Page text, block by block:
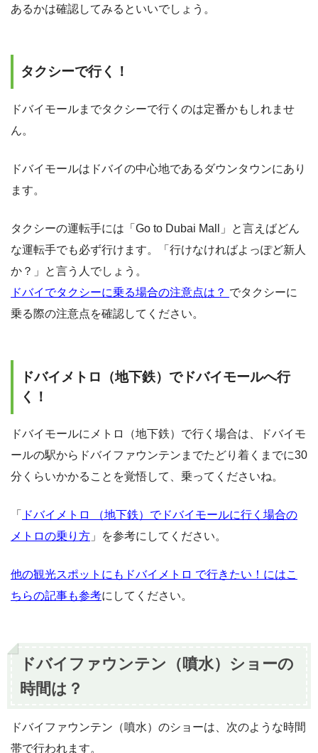
あるかは確認してみるといいでしょう。
タクシーで行く！
ドバイモールまでタクシーで行くのは定番かもしれませ
ん。
ドバイモールはドバイの中心地であるダウンタウンにあり
ます。
タクシーの運転手には「Go to Dubai Mall」と言えばどん
な運転手でも必ず行けます。「行けなければよっぽど新人
か？」と言う人でしょう。
ドバイでタクシーに乗る場合の注意点は？ でタクシーに
乗る際の注意点を確認してください。
ドバイメトロ（地下鉄）でドバイモールへ行
く！
ドバイモールにメトロ（地下鉄）で行く場合は、ドバイモ
ールの駅からドバイファウンテンまでたどり着くまでに30
分くらいかかることを覚悟して、乗ってくださいね。
「
ドバイメトロ （地下鉄）でドバイモールに行く場合の
メトロの乗り方 」を参考にしてください。
他の観光スポットにもドバイメトロ で行きたい！にはこ
ちらの記事も参考にしてください。
ドバイファウンテン（噴水）ショーの
時間は？
ドバイファウンテン（噴水）のショーは、次のような時間
帯で行われます。